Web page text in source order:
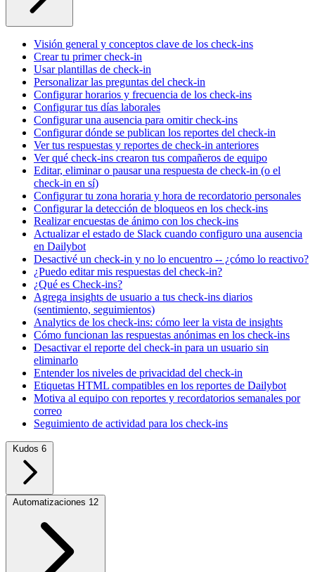
Visión general y conceptos clave de los check-ins
Crear tu primer check-in
Usar plantillas de check-in
Personalizar las preguntas del check-in
Configurar horarios y frecuencia de los check-ins
Configurar tus días laborales
Configurar una ausencia para omitir check-ins
Configurar dónde se publican los reportes del check-in
Ver tus respuestas y reportes de check-in anteriores
Ver qué check-ins crearon tus compañeros de equipo
Editar, eliminar o pausar una respuesta de check-in (o el
check-in en sí)
Configurar tu zona horaria y hora de recordatorio personales
Configurar la detección de bloqueos en los check-ins
Realizar encuestas de ánimo con los check-ins
Actualizar el estado de Slack cuando configuro una ausencia
en Dailybot
Desactivé un check-in y no lo encuentro -- ¿cómo lo reactivo?
¿Puedo editar mis respuestas del check-in?
¿Qué es Check-ins?
Agrega insights de usuario a tus check-ins diarios
(sentimiento, seguimientos)
Analytics de los check-ins: cómo leer la vista de insights
Cómo funcionan las respuestas anónimas en los check-ins
Desactivar el reporte del check-in para un usuario sin
eliminarlo
Entender los niveles de privacidad del check-in
Etiquetas HTML compatibles en los reportes de Dailybot
Motiva al equipo con reportes y recordatorios semanales por
correo
Seguimiento de actividad para los check-ins
Kudos 6
Automatizaciones 12